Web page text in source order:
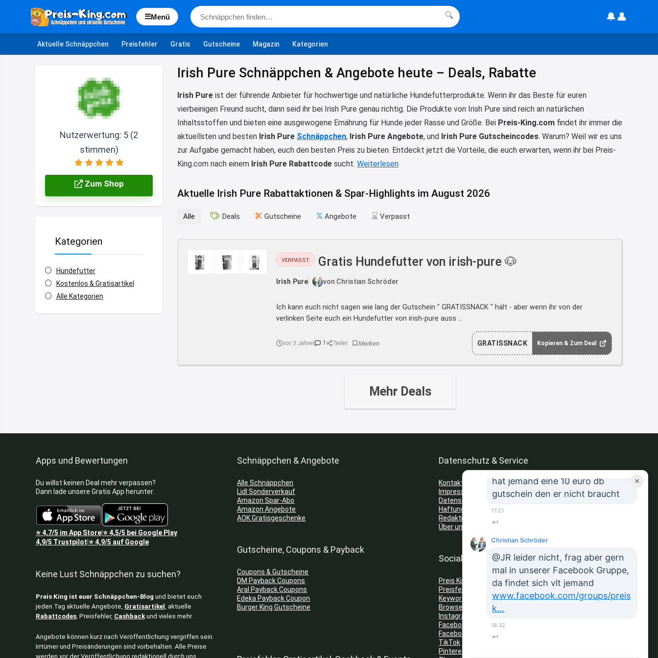
☰Menü 🔍 🔔👤
Aktuelle Schnäppchen Preisfehler Gratis Gutscheine Magazin Kategorien
Irish Pure Schnäppchen & Angebote heute – Deals, Rabatte
Irish Pure ist der führende Anbieter für hochwertige und natürliche Hundefutterprodukte. Wenn ihr das Beste für euren
vierbeinigen Freund sucht, dann seid ihr bei Irish Pure genau richtig. Die Produkte von Irish Pure sind reich an natürlichen
Inhaltsstoffen und bieten eine ausgewogene Ernährung für Hunde jeder Rasse und Größe. Bei Preis-King.com findet ihr immer die
aktuellsten und besten Irish Pure Schnäppchen, Irish Pure Angebote, und Irish Pure Gutscheincodes. Warum? Weil wir es uns
zur Aufgabe gemacht haben, euch den besten Preis zu bieten. Entdeckt jetzt die Vorteile, die euch erwarten, wenn ihr bei Preis-
King.com nach einem Irish Pure Rabattcode sucht. Weiterlesen
Nutzerwertung: 5 (2
stimmen)
Zum Shop
Kategorien
Hundefutter
Kostenlos & Gratisartikel
Alle Kategorien
Aktuelle Irish Pure Rabattaktionen & Spar-Highlights im August 2026
Alle Deals Gutscheine Angebote Verpasst
VERPASST Gratis Hundefutter von irish-pure 🐶
Irish Pure von Christian Schröder
Ich kann euch nicht sagen wie lang der Gutschein " GRATISSNACK " hält - aber wenn ihr von der
verlinken Seite euch ein Hundefutter von irish-pure auss ...
vor 3 Jahren 1 Teilen GRATISSNACK Kopieren & Zum Deal
Mehr Deals
Apps und Bewertungen
Du willst keinen Deal mehr verpassen?
Dann lade unsere Gratis App herunter.
⭐4,7/5 im App Store|⭐4,5/5 bei Google Play
4,9/5 Trustpilot ⭐4,9/5 auf Google
Keine Lust Schnäppchen zu suchen?
Preis King ist euer Schnäppchen-Blog und bietet euch
jeden Tag aktuelle Angebote, Gratisartikel
, aktuelle
Rabattcodes, Preisfehler, Cashbackund vieles mehr.
Angebote können kurz nach Veröffentlichung vergriffen sein.
Irrtümer und Preisänderungen sind vorbehalten. Alle Preise
werden vor der Veröffentlichung redaktionell durch uns
Schnäppchen & Angebote
Alle Schnäppchen
Lidl Sonderverkauf
Amazon Spar-Abo
Amazon Angebote
AOK Gratisgeschenke
Gutscheine, Coupons & Payback
Coupons & Gutscheine
DM Payback Coupons
Aral Payback Coupons
Edeka Payback Coupon
Burger King Gutscheine
Datenschutz & Service
Kontakt
Impressum
Datenschutz
Haftungsausschluss
Redaktionelle Richtlinien
Über uns
Social Media
Preis King auf Telegram
Preisfehler Whats App Kanal
Keyword Tracker (Telegram)
Browser Erweiterungen: Gutschein Finder
Instagram
Facebook
Facebook Gruppe
TikTok
Pinterest
×
Ration Micronährstoffe/ Vitamine
www.dunatura.com/free-trial...
Joachim
Probenwww.orthomol.com/de-
de/service...
↩
Das Koffersez gibt es nicht mehr
↩
Kofferset
8:43
JR
hat jemand eine 10 euro db
gutschein den er nicht braucht
17:21
↩
Christian Schröder
@JR leider nicht, frag aber gern
mal in unserer Facebook Gruppe,
da findet sich vlt jemand
www.facebook.com/groups/preis
k...
18:32
↩